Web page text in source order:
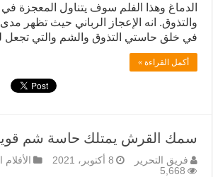
الدماغ وهذا الفلم سوف يتناول المعجزة
والتذوق. انه الإعجاز الرباني حيث تظهر مدى
في خلق حاستي التذوق والشم والتي تجعل
أكمل القراءة »
سمك القرش يمتلك حاسة شم
فريق التحرير 8 أكتوبر، 2021 الأفلام
5,668